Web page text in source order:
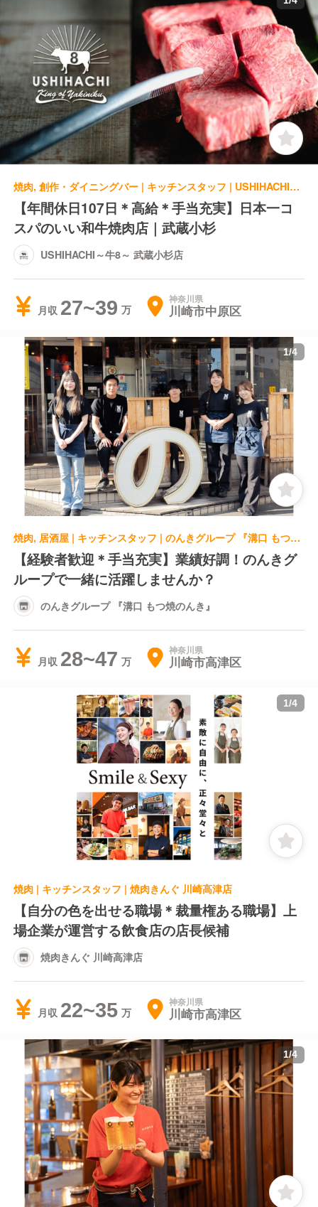
焼肉, 創作・ダイニングバー | キッチンスタッフ | USHIHACHI～牛8～ 武蔵小杉店
【年間休日107日＊高給＊手当充実】日本一コ
スパのいい和牛焼肉店｜武蔵小杉
USHIHACHI～牛8～ 武蔵小杉店
月収 27~39 神奈川県
川崎市中原区
1/4
焼肉, 居酒屋 | キッチンスタッフ | のんきグループ 『溝口 もつ焼のんき』
【経験者歓迎＊手当充実】業績好調！のんきグ
ループで一緒に活躍しませんか？
のんきグループ 『溝口 もつ焼のんき』
月収 28~47 神奈川県
川崎市高津区
1/4
焼肉 | キッチンスタッフ | 焼肉きんぐ 川崎高津店
【自分の色を出せる職場＊裁量権ある職場】上
場企業が運営する飲食店の店長候補
焼肉きんぐ 川崎高津店
月収 22~35 神奈川県
川崎市高津区
1/4